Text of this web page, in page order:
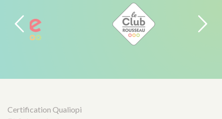
Certification Qualiopi